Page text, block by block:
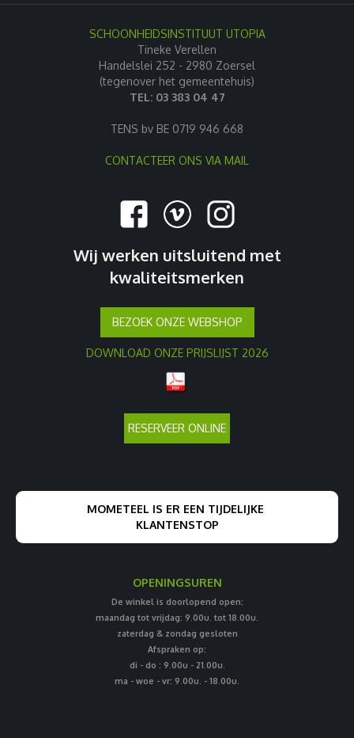
SCHOONHEIDSINSTITUUT UTOPIA
Tineke Verellen
Handelslei 252 - 2980 Zoersel
(tegenover het gemeentehuis)
TEL: 03 383 04 47
TENS bv BE 0719 946 668
CONTACTEER ONS VIA MAIL
Wij werken uitsluitend met
kwaliteitsmerken
BEZOEK ONZE WEBSHOP
DOWNLOAD ONZE PRIJSLIJST 2026
RESERVEER ONLINE
MOMETEEL IS ER EEN TIJDELIJKE
KLANTENSTOP
OPENINGSUREN
De winkel is doorlopend open:
maandag tot vrijdag: 9.00u. tot 18.00u.
zaterdag & zondag gesloten
Afspraken op:
di - do : 9.00u - 21.00u.
ma - woe - vr: 9.00u. - 18.00u.